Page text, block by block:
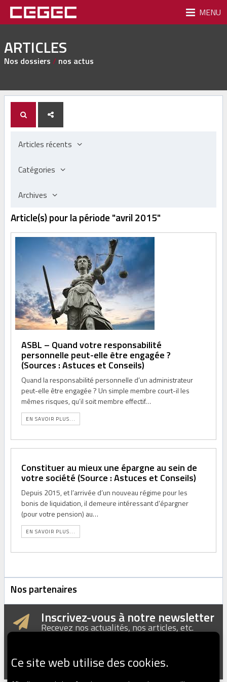
MENU
ARTICLES
Nos dossiers / nos actus
Articles récents
Catégories
Archives
Article(s) pour la période "avril 2015"
ASBL – Quand votre responsabilité
personnelle peut-elle être engagée ?
(Sources : Astuces et Conseils)
Quand la responsabilité personnelle d’un administrateur
peut-elle être engagée ? Un simple membre court-il les
mêmes risques, qu’il soit membre effectif…
EN SAVOIR PLUS...
Constituer au mieux une épargne au sein de
votre société (Source : Astuces et Conseils)
Depuis 2015, et l’arrivée d’un nouveau régime pour les
bonis de liquidation, il demeure intéressant d’épargner
(pour votre pension) au…
EN SAVOIR PLUS...
Nos partenaires
Inscrivez-vous à notre newsletter
Recevez nos actualités, nos articles, etc.
Ce site web utilise des cookies.